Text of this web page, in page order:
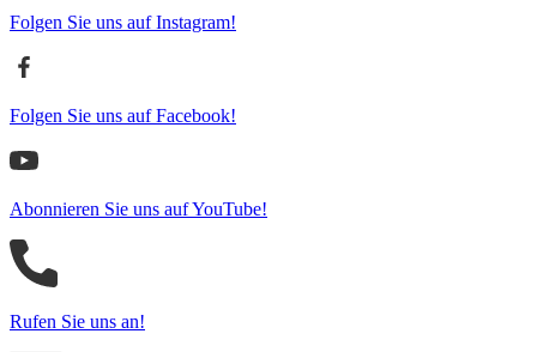
Folgen Sie uns auf Instagram!
Folgen Sie uns auf Facebook!
Abonnieren Sie uns auf YouTube!
Rufen Sie uns an!